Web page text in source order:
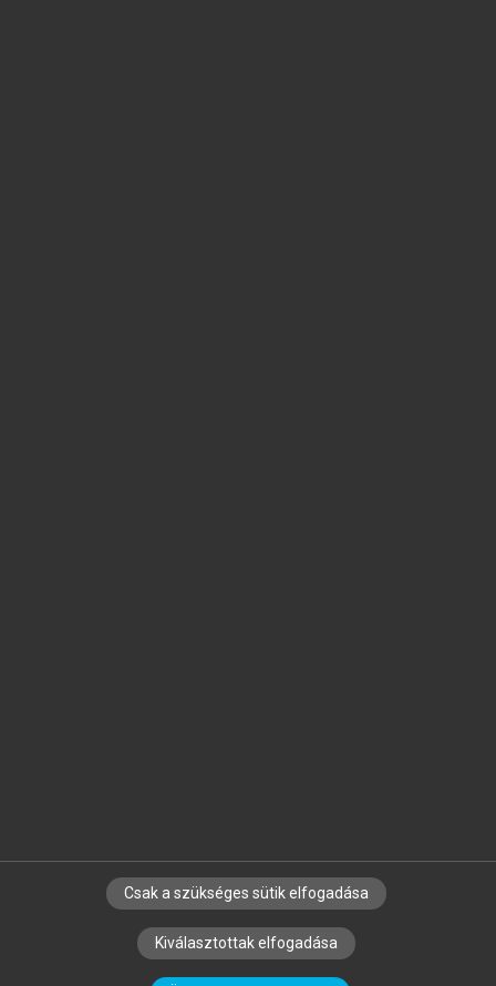
SZERZŐKNEK CÉGEKNEK KÖNYVTÁROSOKNAK
SZERKESZTÉSI ÉS LEKTORÁLÁSI ALAPELVEK
Csak a szükséges sütik elfogadása
Kiválasztottak elfogadása